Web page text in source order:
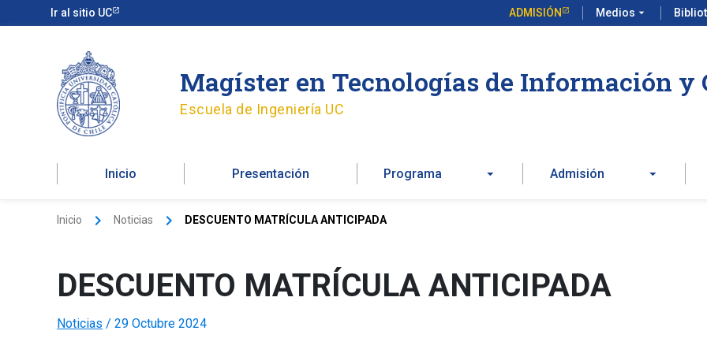
Ir al sitio UC ADMISIÓN Medios arrow_drop_down
al
Magíster en Tecnologías de Información y
Escuela de Ingeniería UC
Inicio Presentación Programa Admisión
Inicio Noticias DESCUENTO MATRÍCULA ANTICIPADA
DESCUENTO MATRÍCULA ANTICIPADA
Noticias / 29 Octubre 2024